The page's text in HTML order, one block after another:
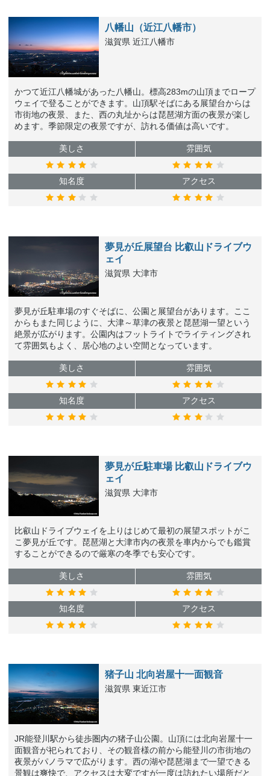
八幡山（近江八幡市）
滋賀県 近江八幡市
かつて近江八幡城があった八幡山。標高283mの山頂までロープ
ウェイで登ることができます。山頂駅そばにある展望台からは
市街地の夜景、また、西の丸址からは琵琶湖方面の夜景が楽し
めます。季節限定の夜景ですが、訪れる価値は高いです。
美しさ 雰囲気
知名度 アクセス
夢見が丘展望台 比叡山ドライブウ
ェイ
滋賀県 大津市
夢見が丘駐車場のすぐそばに、公園と展望台があります。ここ
からもまた同じように、大津～草津の夜景と琵琶湖一望という
絶景が広がります。公園内はフットライトでライティングされ
て雰囲気もよく、居心地のよい空間となっています。
美しさ 雰囲気
知名度 アクセス
夢見が丘駐車場 比叡山ドライブウ
ェイ
滋賀県 大津市
比叡山ドライブウェイを上りはじめて最初の展望スポットがこ
こ夢見が丘です。琵琶湖と大津市内の夜景を車内からでも鑑賞
することができるので厳寒の冬季でも安心です。
美しさ 雰囲気
知名度 アクセス
猪子山 北向岩屋十一面観音
滋賀県 東近江市
JR能登川駅から徒歩圏内の猪子山公園。山頂には北向岩屋十一
面観音が祀られており、その観音様の前から能登川の市街地の
夜景がパノラマで広がります。西の湖や琵琶湖まで一望できる
景観は爽快で、アクセスは大変ですが一度は訪れたい場所だと